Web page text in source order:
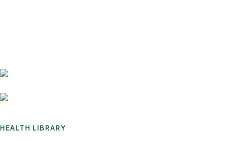
HEALTH LIBRARY